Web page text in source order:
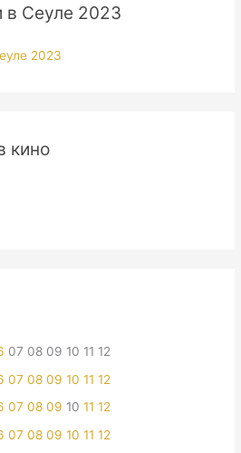
в Сеуле 2023
кино
07 08 09 10 11 12
07 08 09 10 11 12
07 08 09 10 11 12
07 08 09 10 11 12